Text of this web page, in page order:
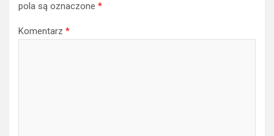
pola są oznaczone *
Komentarz *